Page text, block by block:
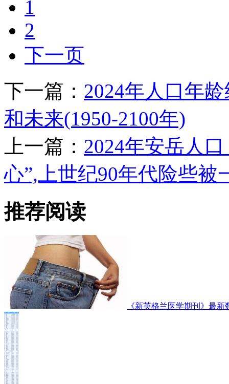
1
2
下一页
下一篇： 2024年人口年
和未来(1950-2100年)
上一篇： 2024年安岳人
心”,上世纪90年代险些被
推荐阅读
《新英格兰医学期刊》最